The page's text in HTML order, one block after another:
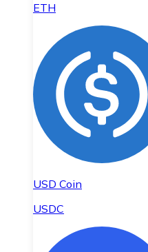
ETH
USD Coin
USDC